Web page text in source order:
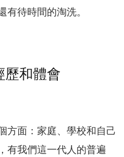
有待時間的淘洗。
歷和體會
方面：家庭、學校和自己
有我們這一代人的普遍